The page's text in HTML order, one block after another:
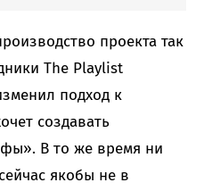
проекта так
The Playlist
подход к
создавать
В то же время ни
якобы не в